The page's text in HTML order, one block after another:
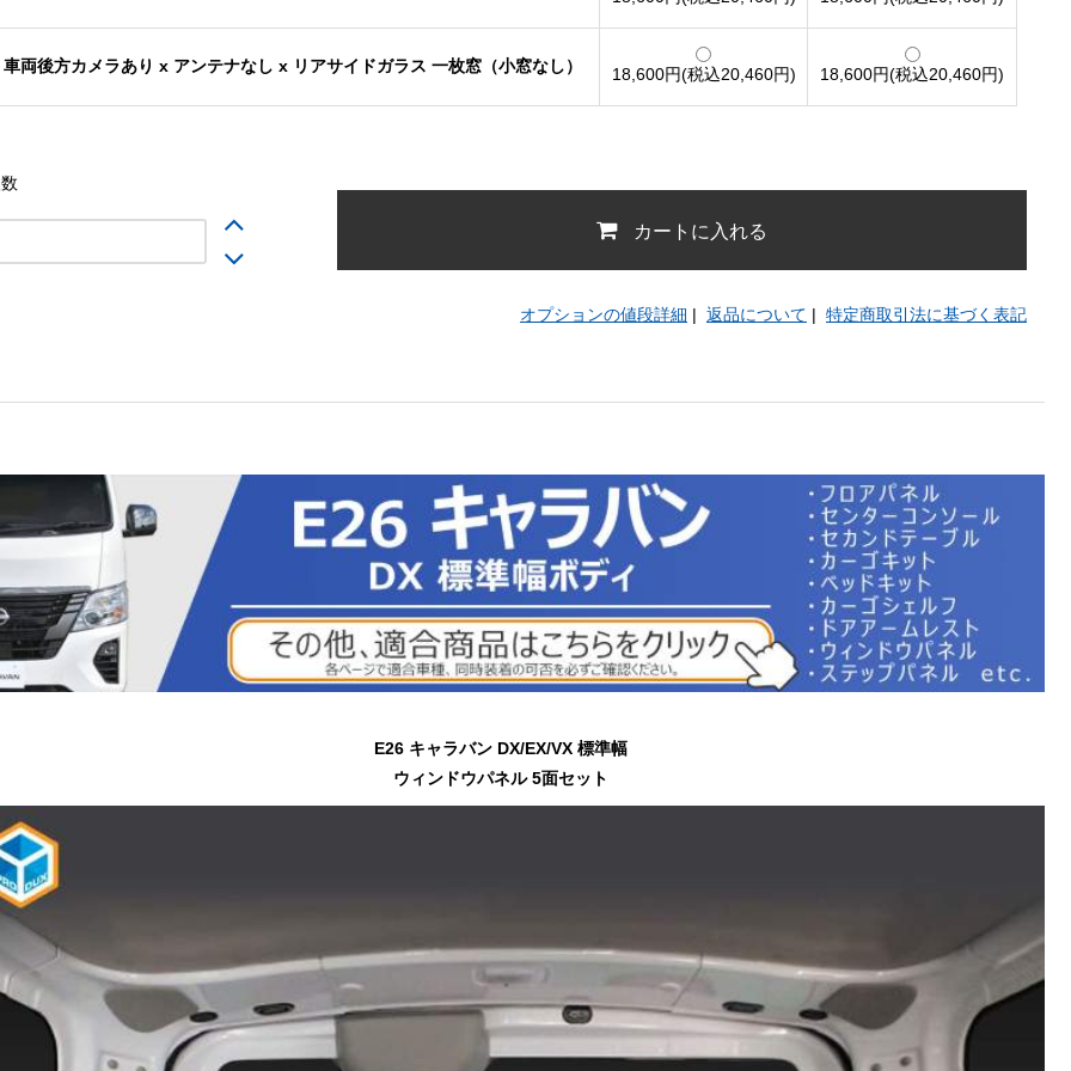
車両後方カメラあり x アンテナなし x リアサイドガラス 一枚窓（小窓なし） 18,600円(税込20,460円) 18,600円(税込20,460円)
カートに入れる
オプションの値段詳細 | 返品について | 特定商取引法に基づく表記
E26 キャラバン DX/EX/VX 標準幅
ウィンドウパネル 5面セット